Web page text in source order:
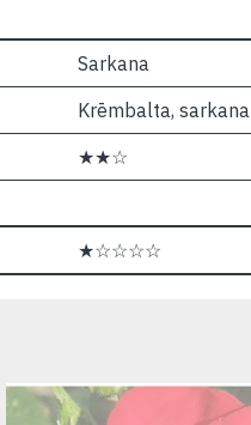
Sarkana
Krēmbalta, sarkana
★★☆
★☆☆☆☆